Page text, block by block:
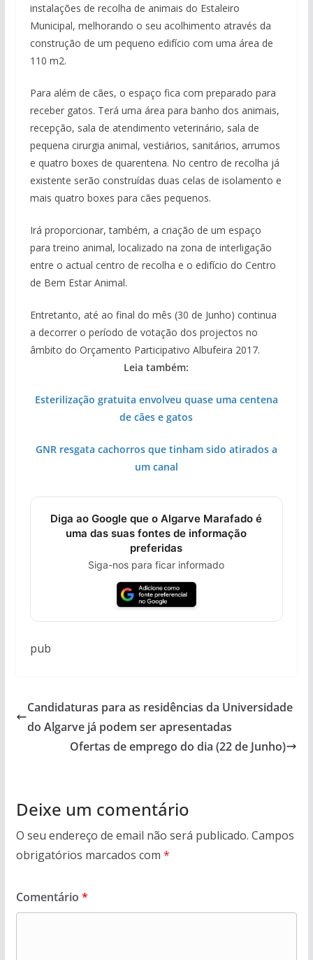
instalações de recolha de animais do Estaleiro
Municipal, melhorando o seu acolhimento através da
construção de um pequeno edifício com uma área de
110 m2.
Para além de cães, o espaço fica com preparado para
receber gatos. Terá uma área para banho dos animais,
recepção, sala de atendimento veterinário, sala de
pequena cirurgia animal, vestiários, sanitários, arrumos
e quatro boxes de quarentena. No centro de recolha já
existente serão construídas duas celas de isolamento e
mais quatro boxes para cães pequenos.
Irá proporcionar, também, a criação de um espaço
para treino animal, localizado na zona de interligação
entre o actual centro de recolha e o edifício do Centro
de Bem Estar Animal.
Entretanto, até ao final do mês (30 de Junho) continua
a decorrer o período de votação dos projectos no
âmbito do Orçamento Participativo Albufeira 2017.
Leia também:
Esterilização gratuita envolveu quase uma centena
de cães e gatos
GNR resgata cachorros que tinham sido atirados a
um canal
Diga ao Google que o Algarve Marafado é
uma das suas fontes de informação
preferidas
Siga-nos para ficar informado
pub
Candidaturas para as residências da Universidade
do Algarve já podem ser apresentadas
Ofertas de emprego do dia (22 de Junho)
Deixe um comentário
O seu endereço de email não será publicado. Campos
obrigatórios marcados com *
Comentário *